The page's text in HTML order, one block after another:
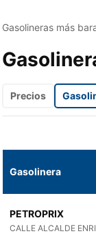
Gasolineras más
Precios
Gasolinera
PETROPRIX
CALLE ALCALDE